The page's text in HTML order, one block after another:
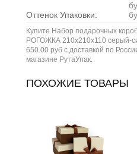
Оттенок Упаковки:
Купите Набор подарочных
РОГОЖКА 210x210x110 серый-
650.00 руб с доставкой по
магазине РутаУпак.
ПОХОЖИЕ ТОВАРЫ